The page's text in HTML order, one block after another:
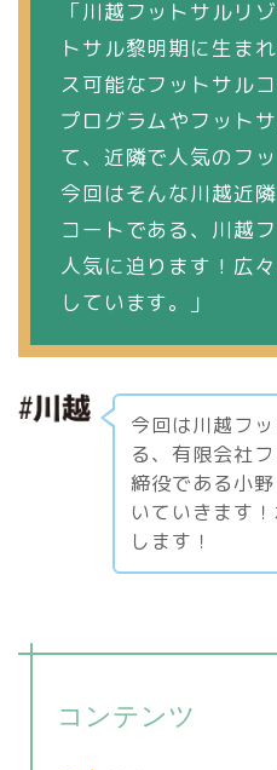
「川越フットサルリ
トサル黎明期に生ま
ス可能なフットサル
プログラムやフット
て、近隣で人気のフ
今回はそんな川越近
コートである、川越
人気に迫ります！広
しています。」
今回は川越フ
る、有限会社
締役である小
いていきます
します！
コンテンツ